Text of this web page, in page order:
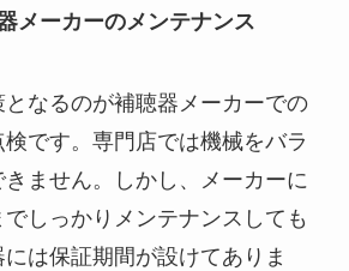
メーカーのメンテナンス
なるのが補聴器メーカーでの
です。専門店では機械をバラ
きません。しかし、メーカーに
しっかりメンテナンスしても
は保証期間が設けてありま